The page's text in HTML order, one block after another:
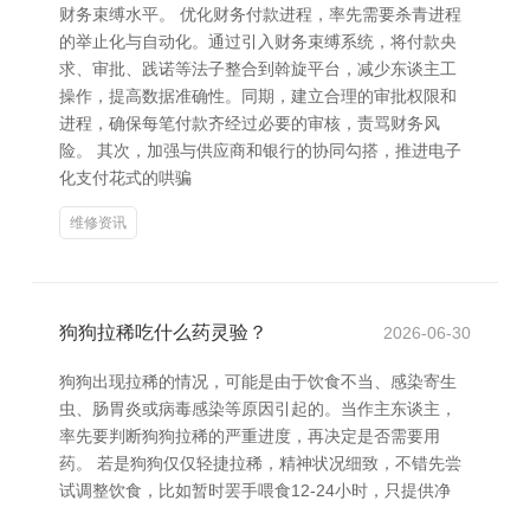
财务束缚水平。 优化财务付款进程，率先需要杀青进程
的举止化与自动化。通过引入财务束缚系统，将付款央
求、审批、践诺等法子整合到斡旋平台，减少东谈主工
操作，提高数据准确性。同期，建立合理的审批权限和
进程，确保每笔付款齐经过必要的审核，责骂财务风
险。 其次，加强与供应商和银行的协同勾搭，推进电子
化支付花式的哄骗
维修资讯
狗狗拉稀吃什么药灵验？ 2026-06-30
狗狗出现拉稀的情况，可能是由于饮食不当、感染寄生
虫、肠胃炎或病毒感染等原因引起的。当作主东谈主，
率先要判断狗狗拉稀的严重进度，再决定是否需要用
药。 若是狗狗仅仅轻捷拉稀，精神状况细致，不错先尝
试调整饮食，比如暂时罢手喂食12-24小时，只提供净